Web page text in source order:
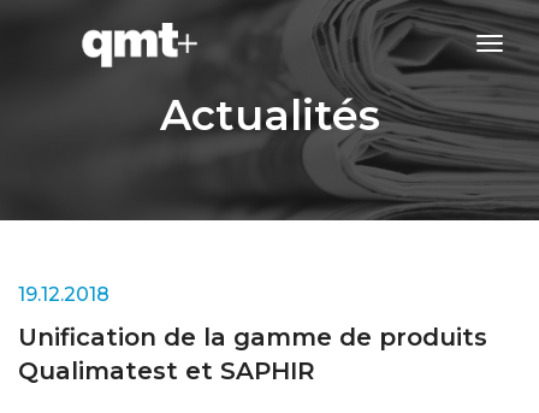
Actualités
19.12.2018
Unification de la gamme de produits
Qualimatest et SAPHIR